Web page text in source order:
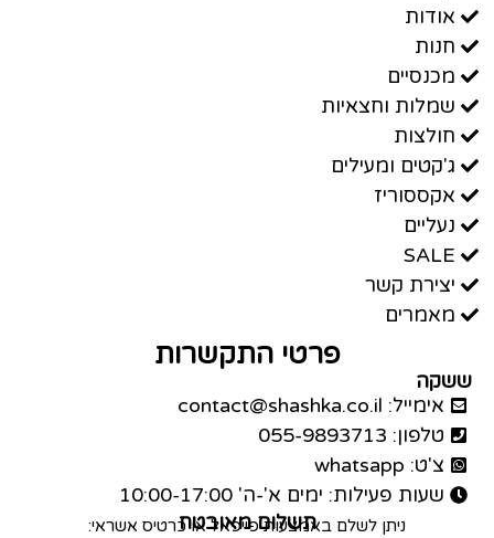
אודות
חנות
מכנסיים
שמלות וחצאיות
חולצות
ג'קטים ומעילים
אקססוריז
נעליים
SALE
יצירת קשר
מאמרים
פרטי התקשרות
ששקה
אימייל: contact@shashka.co.il
טלפון: 055-9893713
צ'ט: whatsapp
שעות פעילות: ימים א'-ה' 10:00-17:00
תשלום מאובטח
ניתן לשלם באמצעות פייפאל או כרטיס אשראי: